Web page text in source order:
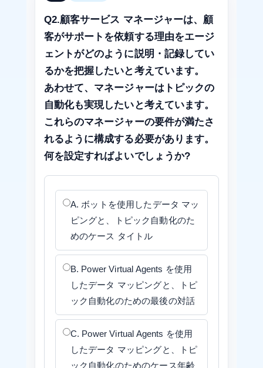
Q2.顧客サービス マネージャーは、顧
客がサポートを依頼する理由をエージ
ェントがどのように説明・記録してい
るかを把握したいと考えています。
あわせて、マネージャーはトピックの
自動化も実現したいと考えています。
これらのマネージャーの要件が満たさ
れるように構成する必要があります。
何を設定すればよいでしょうか?
A. ボットを使用したデータ マッ
ピングと、トピック自動化のた
めのケース タイトル
B. Power Virtual Agents を使用
したデータ マッピングと、トピ
ック自動化のための最後の対話
C. Power Virtual Agents を使用
したデータ マッピングと、トピ
ック自動化のためのケース年齢